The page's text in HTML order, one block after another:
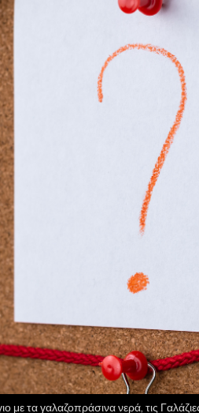
με τα γαλαζοπράσινα νερά, τις